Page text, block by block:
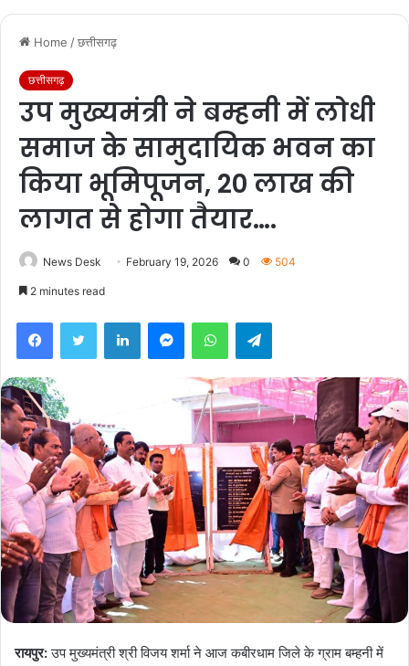
Home /छत्तीसगढ़
छत्तीसगढ़
उप मुख्यमंत्री ने बम्हनी में लोधी
समाज के सामुदायिक भवन का
किया भूमिपूजन, 20 लाख की
लागत से होगा तैयार….
News Desk February 19, 2026 0 504
2 minutes read
रायपुर:उप मुख्यमंत्री श्री विजय शर्मा ने आज कबीरधाम जिले के ग्राम बम्हनी में